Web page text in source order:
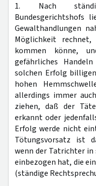
1. Nach
Bundesgerichtshofs
Gewalthandlungen
Möglichkeit
kommen könne,
gefährliches
solchen Erfolg
hohen
allerdings immer
ziehen, daß der
erkannt oder
Erfolg werde nicht
Tötungsvorsatz ist
wenn der Tatrichter in
einbezogen hat, die
(ständige